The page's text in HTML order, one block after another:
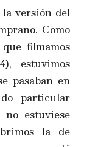
versión del
Como
filmamos
estuvimos
pasaban en
particular
estuviese
la de